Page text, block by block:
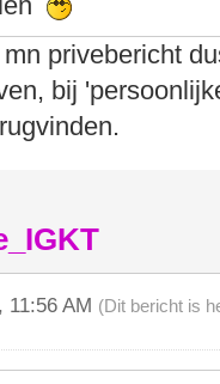
privebericht
bij
11:56 AM (Dit bericht is